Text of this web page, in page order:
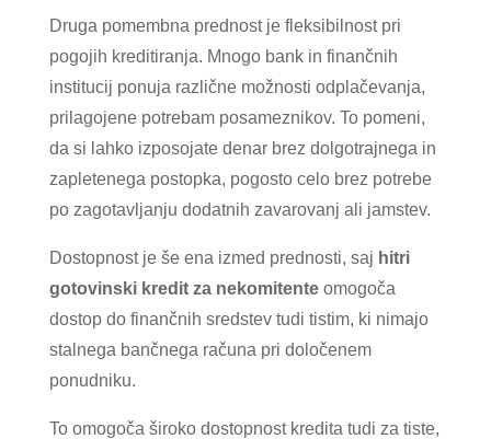
Druga pomembna prednost je fleksibilnost pri
pogojih kreditiranja. Mnogo bank in finančnih
institucij ponuja različne možnosti odplačevanja,
prilagojene potrebam posameznikov. To pomeni,
da si lahko izposojate denar brez dolgotrajnega in
zapletenega postopka, pogosto celo brez potrebe
po zagotavljanju dodatnih zavarovanj ali jamstev.
Dostopnost je še ena izmed prednosti, saj hitri
gotovinski kredit za nekomitenteomogoča
dostop do finančnih sredstev tudi tistim, ki nimajo
stalnega bančnega računa pri določenem
ponudniku.
To omogoča široko dostopnost kredita tudi za tiste,